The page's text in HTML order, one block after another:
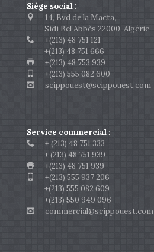
Siège social :
14, Bvd de la Macta,
Sidi Bel Abbès 22000, Algérie
+(213) 48 751 121
+(213) 48 751 666
+(213) 48 753 939
+(213) 555 082 600
scippouest@scippouest.com
Service commercial:
+ (213) 48 751 333
+ (213) 48 751 939
+(213) 48 751 939
+(213) 555 937 206
+(213) 555 082 609
+(213) 550 949 096
commercial@scippouest.com